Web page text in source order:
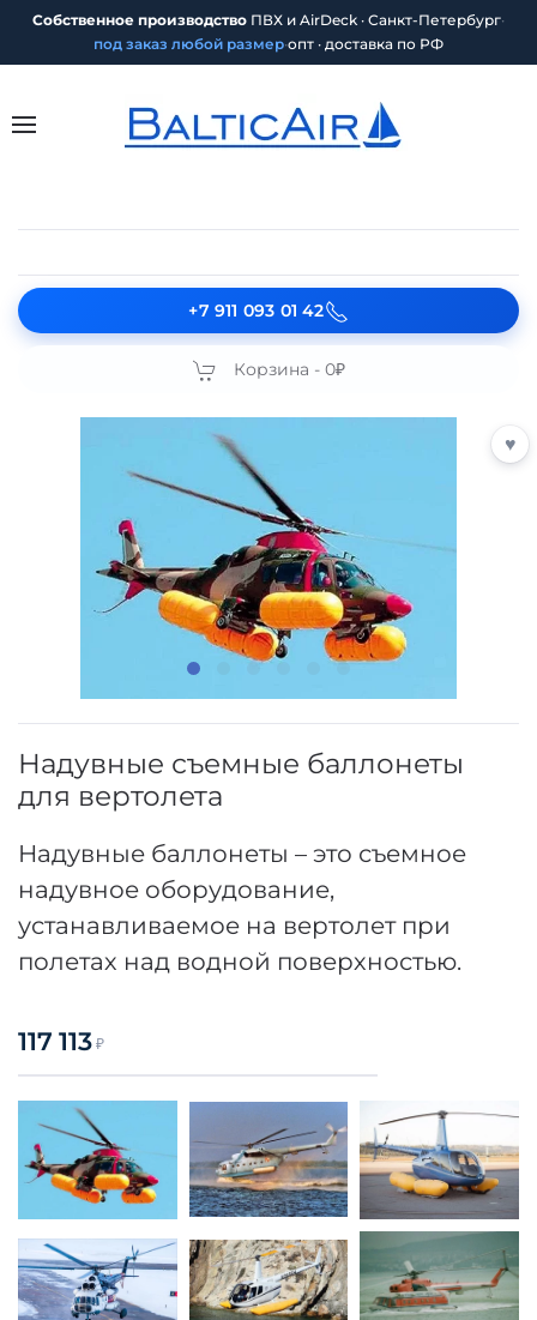
Собственное производство ПВХ и AirDeck · Санкт-Петербург·
под заказ любой размер·опт · доставка по РФ
+7 911 093 01 42
Корзина - 0₽
Надувные съемные баллонеты
для вертолета
Надувные баллонеты – это съемное
надувное оборудование,
устанавливаемое на вертолет при
полетах над водной поверхностью.
117 113 ₽
♥